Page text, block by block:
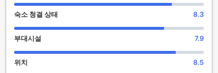
파크 플라자 찬디가르 지락푸르의 엔터테인먼트 시설
파크 플라자 찬디가르 지락푸르에서는 고객님께서 편안하게 휴
식을 취할 수 있는 다양한 엔터테인먼트 시설을 제공합니다. 먼
시간을 보낼 수 있습니다. 친구들과의 만남이나 특별한 기념일
을 축하하기에 안성맞춤인 공간으로, 분위기 있는 조명과 함께
숙소 청결 상태 8.3
부대시설 7.9
위치 8.5